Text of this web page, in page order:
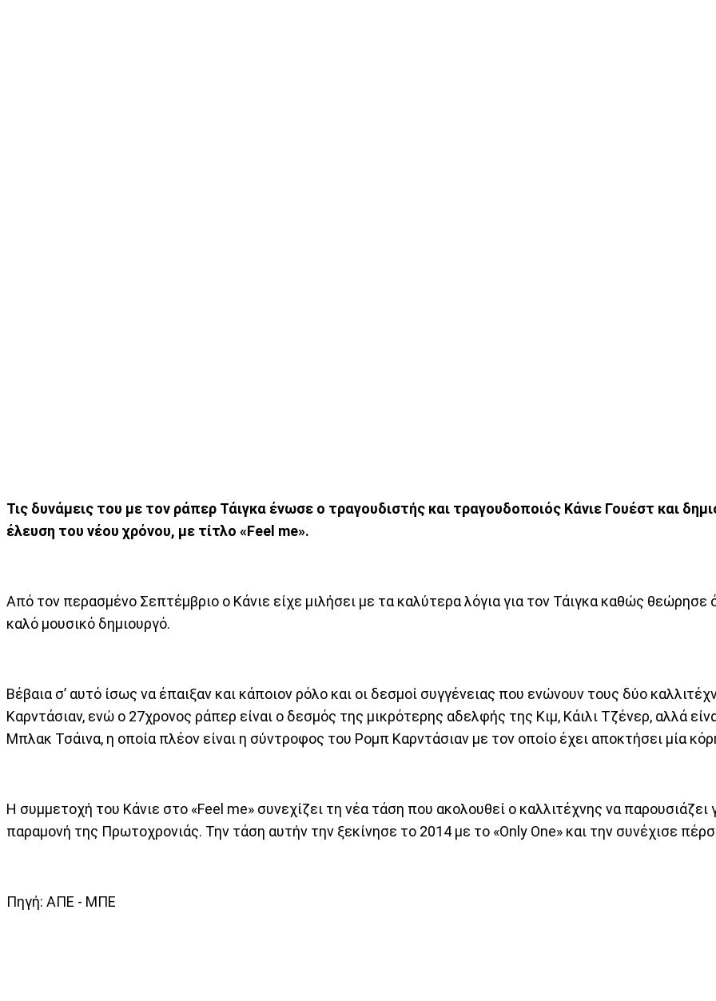
Τις δυνάμεις του με τον ράπερ Τάιγκα ένωσε ο τραγουδιστής και τραγουδοποιός Κάνιε Γουέστ και
έλευση του νέου χρόνου, με τίτλο «Feel me».
Από τον περασμένο Σεπτέμβριο ο Κάνιε είχε μιλήσει με τα καλύτερα λόγια για τον Τάιγκα καθώς θεώρησε
καλό μουσικό δημιουργό.
Βέβαια σ’ αυτό ίσως να έπαιξαν και κάποιον ρόλο και οι δεσμοί συγγένειας που ενώνουν τους δύο
Καρντάσιαν, ενώ ο 27χρονος ράπερ είναι ο δεσμός της μικρότερης αδελφής της Κιμ, Κάιλι Τζένερ, αλλά
Μπλακ Τσάινα, η οποία πλέον είναι η σύντροφος του Ρομπ Καρντάσιαν με τον οποίο έχει αποκτήσει μία
Η συμμετοχή του Κάνιε στο «Feel me» συνεχίζει τη νέα τάση που ακολουθεί ο καλλιτέχνης να
παραμονή της Πρωτοχρονιάς. Την τάση αυτήν την ξεκίνησε το 2014 με το «Only One» και την συνέχισε
Πηγή: ΑΠΕ - ΜΠΕ